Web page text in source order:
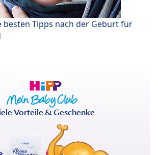
besten Tipps nach der Geburt für
Vorteile & Geschenke